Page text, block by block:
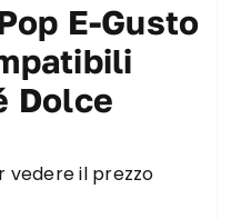
E-Gusto
Dolce
vedere il prezzo